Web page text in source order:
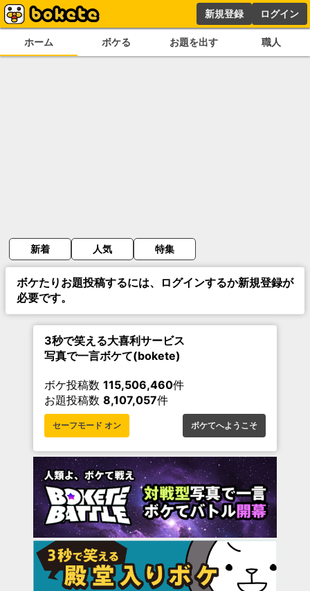
新規登録 ログイン
ホーム ボケる お題を出す 職人
新着 人気 特集
ボケたりお題投稿するには、ログインするか新規登録が
必要です。
3秒で笑える大喜利サービス
写真で一言ボケて(bokete)
ボケ投稿数 115,506,460件
お題投稿数 8,107,057件
セーフモード オン ボケてへようこそ